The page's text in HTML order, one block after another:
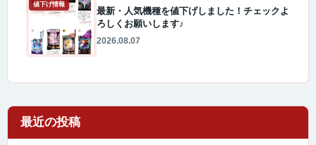
値下げ情報
最新・人気機種を値下げしました！チェックよ
ろしくお願いします♪
2026.08.07
最近の投稿